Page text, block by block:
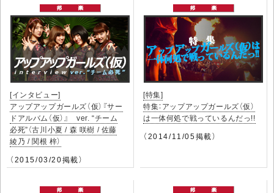
[インタビュー]
アップアップガールズ（仮）『サー
ドアルバム（仮）』 ver. “チーム
必死”（古川小夏 / 森 咲樹 / 佐藤
綾乃 / 関根 梓）
（2015/03/20掲載）
[特集]
特集：アップアップガールズ（仮）
は一体何処で戦っているんだっ!!
（2014/11/05掲載）